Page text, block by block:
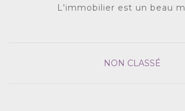
L'immobilier est un beau
NON CLASSÉ